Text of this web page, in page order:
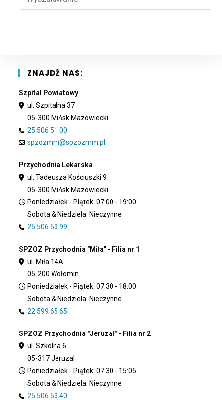
ZNAJDŹ NAS:
Szpital Powiatowy
ul. Szpitalna 37
05-300 Mińsk Mazowiecki
25 506 51 00
spzozmm@spzozmm.pl
Przychodnia Lekarska
ul. Tadeusza Kościuszki 9
05-300 Mińsk Mazowiecki
Poniedziałek - Piątek: 07:00 - 19:00
Sobota & Niedziela: Nieczynne
25 506 53 99
SPZOZ Przychodnia "Miła" - Filia nr 1
ul. Miła 14A
05-200 Wołomin
Poniedziałek - Piątek: 07:30 - 18:00
Sobota & Niedziela: Nieczynne
22 599 65 65
SPZOZ Przychodnia "Jeruzal" - Filia nr 2
ul. Szkolna 6
05-317 Jeruzal
Poniedziałek - Piątek: 07:30 - 15:05
Sobota & Niedziela: Nieczynne
25 506 53 40